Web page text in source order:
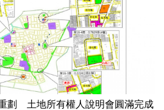
劃 土地所有權人說明會圓滿完成